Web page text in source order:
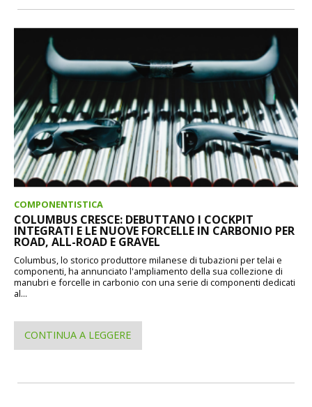
COMPONENTISTICA
COLUMBUS CRESCE: DEBUTTANO I COCKPIT
INTEGRATI E LE NUOVE FORCELLE IN CARBONIO PER
ROAD, ALL-ROAD E GRAVEL
Columbus, lo storico produttore milanese di tubazioni per telai e
componenti, ha annunciato l'ampliamento della sua collezione di
manubri e forcelle in carbonio con una serie di componenti dedicati
al...
CONTINUA A LEGGERE